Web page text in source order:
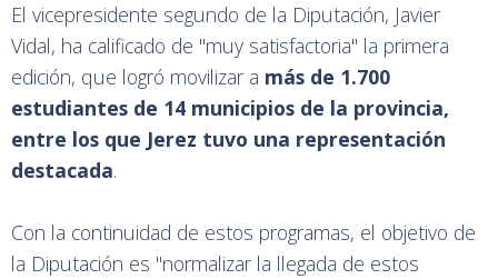
El vicepresidente segundo de la Diputación, Javier
Vidal, ha calificado de "muy satisfactoria" la primera
edición, que logró movilizar a más de 1.700
estudiantes de 14 municipios de la provincia,
entre los que Jerez tuvo una representación
destacada.
Con la continuidad de estos programas, el objetivo de
la Diputación es "normalizar la llegada de estos